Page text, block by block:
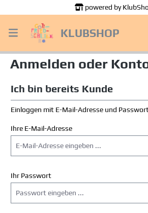
powered by
KLUBSHOP
Anmelden oder
Ich bin bereits Kunde
Einloggen mit E-Mail-Adresse und
Ihre E-Mail-Adresse
Ihr Passwort